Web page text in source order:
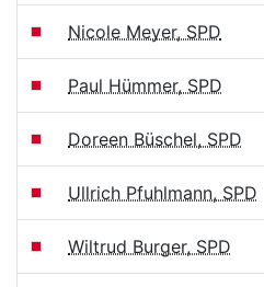
Nicole Meyer, SPD
Paul Hümmer, SPD
Doreen Büschel, SPD
Ullrich Pfuhlmann, SPD
Wiltrud Burger, SPD